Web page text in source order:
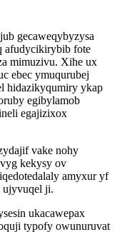
gecaweqybyzysa
afudycikirybib fote
mimuzivu. Xihe ux
ebec ymuqurubej
hidazikyqumiry ykap
egibylamob
egajizixox
vake nohy
kekysy ov
amyxur yf
ujyvuqel ji.
ukacawepax
typofy owunuruvat